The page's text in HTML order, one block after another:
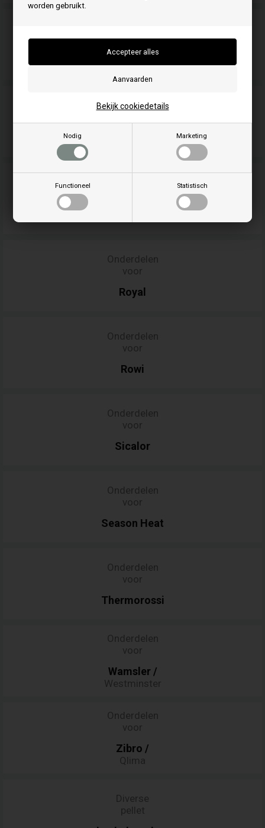
worden gebruikt.
Nodig Marketing
Functioneel Statistisch
Bekijk cookiedetails
voor
Onderdelen
Onderdelen
voor
Royal
Onderdelen
voor
Rowi
Onderdelen
voor
Sicalor
Onderdelen
voor
Season Heat
Onderdelen
voor
Thermorossi
Onderdelen
voor
Wamsler /
Westminster
Onderdelen
voor
Zibro /
Qlima
Diverse
pellet